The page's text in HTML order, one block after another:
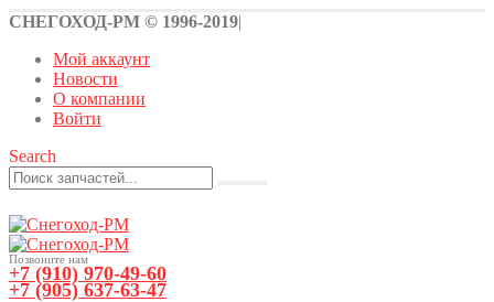
СНЕГОХОД-РМ © 1996-2019|
Мой аккаунт
Новости
О компании
Войти
Search
Позвоните нам
+7 (910) 970-49-60
+7 (905) 637-63-47